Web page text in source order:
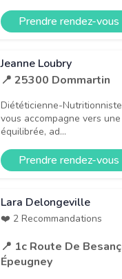
Prendre rendez-vous
Jeanne Loubry
📍 25300 Dommartin
Diététicienne-
vous accompagne vers
équilibrée, ad...
Prendre rendez-vous
Lara Delongeville
❤️ 2 Recommandations
📍 1c Route De
Épeugney